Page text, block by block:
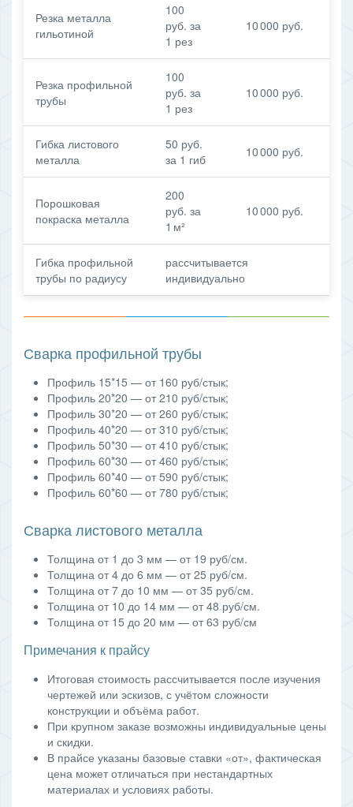
Резка металла
гильотиной
100
руб. за
1 рез
10 000 руб.
Резка профильной
трубы
100
руб. за
1 рез
10 000 руб.
Гибка листового
металла
50 руб.
за 1 гиб
10 000 руб.
Порошковая
покраска металла
200
руб. за
1 м²
10 000 руб.
Гибка профильной
трубы по радиусу
рассчитывается
индивидуально
Сварка профильной трубы
Профиль 15*15 — от 160 руб/стык;
Профиль 20*20 — от 210 руб/стык;
Профиль 30*20 — от 260 руб/стык;
Профиль 40*20 — от 310 руб/стык;
Профиль 50*30 — от 410 руб/стык;
Профиль 60*30 — от 460 руб/стык;
Профиль 60*40 — от 590 руб/стык;
Профиль 60*60 — от 780 руб/стык;
Сварка листового металла
Толщина от 1 до 3 мм — от 19 руб/см.
Толщина от 4 до 6 мм — от 25 руб/см.
Толщина от 7 до 10 мм — от 35 руб/см.
Толщина от 10 до 14 мм — от 48 руб/см.
Толщина от 15 до 20 мм — от 63 руб/см
Примечания к прайсу
Итоговая стоимость рассчитывается после изучения
чертежей или эскизов, с учётом сложности
конструкции и объёма работ.
При крупном заказе возможны индивидуальные цены
и скидки.
В прайсе указаны базовые ставки «от», фактическая
цена может отличаться при нестандартных
материалах и условиях работы.